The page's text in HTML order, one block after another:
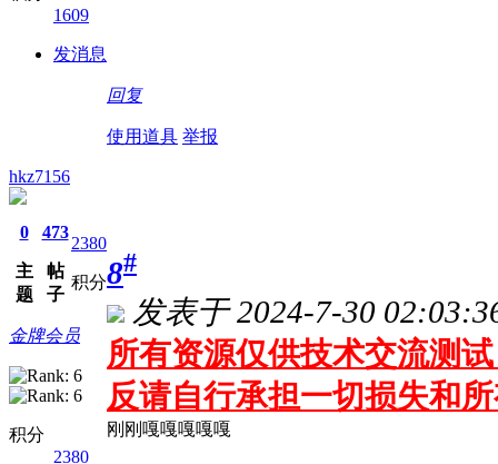
1609
发消息
回复
使用道具 举报
hkz7156
0
主
题
473
帖
子
2380
积分
金牌会员
积分
2380
8#
发表于 2024-7-30
所有资源仅供技术交流测
反请自行承担一切损失和
刚刚嘎嘎嘎嘎嘎